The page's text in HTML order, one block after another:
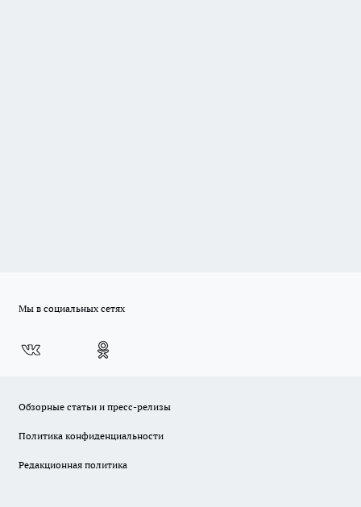
Мы в социальных сетях
Обзорные статьи и пресс-релизы
Политика конфиденциальности
Редакционная политика